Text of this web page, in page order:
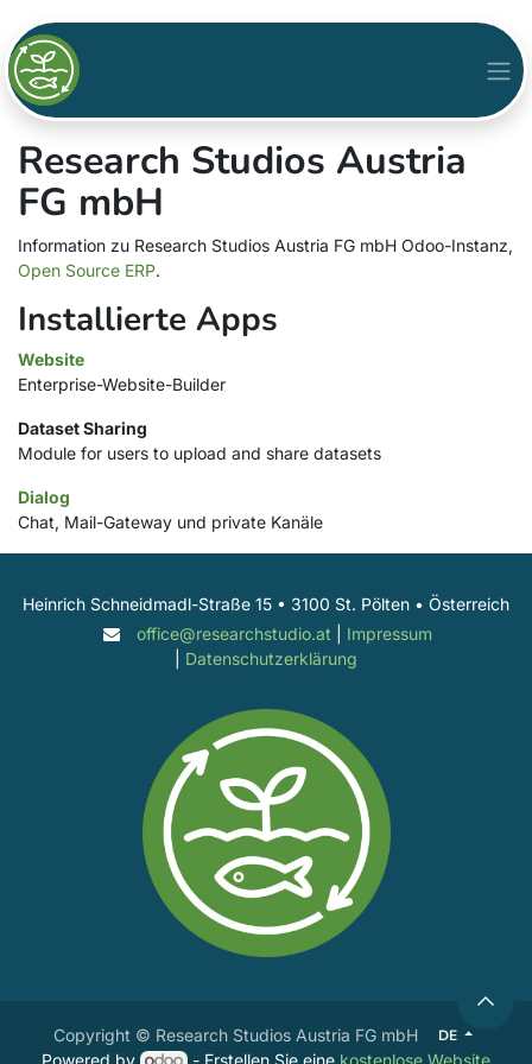
Research Studios Austria
FG mbH
Information zu Research Studios Austria FG mbH Odoo-Instanz,
Open Source ERP.
Installierte Apps
Website
Enterprise-Website-Builder
Dataset Sharing
Module for users to upload and share datasets
Dialog
Chat, Mail-Gateway und private Kanäle
Heinrich Schneidmadl-Straße 15 • 3100 St. Pölten • Österreich
office@researchstudio.at
Impressum
Datenschutzerklärung
Copyright © Research Studios Austria FG mbH DE
Powered by - Erstellen Sie eine kostenlose Website